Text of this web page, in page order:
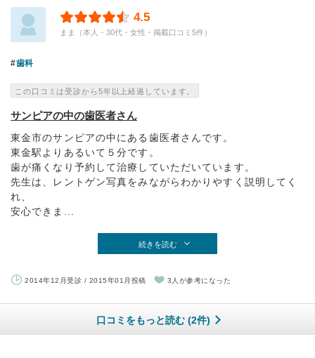
4.5
まま（本人・30代・女性・掲載口コミ5件）
歯科
この口コミは受診から5年以上経過しています。
サンピアの中の歯医者さん
東金市のサンピアの中にある歯医者さんです。
東金駅よりあるいて５分です。
歯が痛くなり予約して治療していただいています。
先生は、レントゲン写真をみながらわかりやすく説明してく
れ、
安心できま...
続きを読む
2014年12月受診 / 2015年01月投稿 3人が参考になった
口コミをもっと読む (2件)